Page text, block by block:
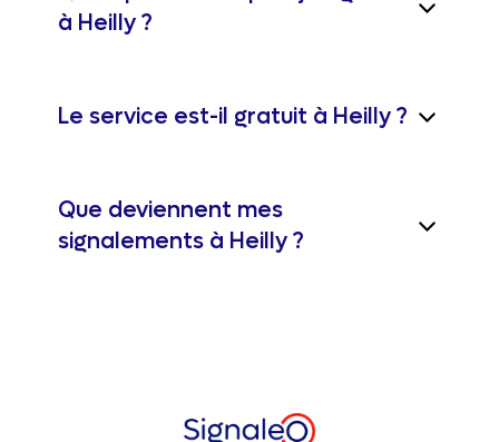
à Heilly ?
Le service est-il gratuit à Heilly ?
Que deviennent mes
signalements à Heilly ?